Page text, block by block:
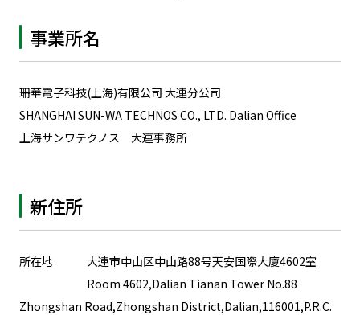
事業所名
珊華電子科技(上海)有限公司 大連分公司
SHANGHAI SUN-WA TECHNOS CO., LTD. Dalian Office
上海サンワテクノス 大連事務所
新住所
所在地 大連市中山区中山路88号天安国際大廈4602室
Room 4602,Dalian Tianan Tower No.88
Zhongshan Road,Zhongshan District,Dalian,116001,P.R.C.